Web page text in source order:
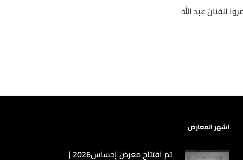
للفنان عبد الله
اشهر المعارض
تم افتتاح معرض إحساس2026 |